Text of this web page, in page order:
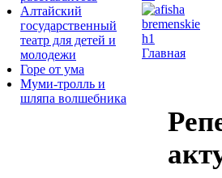
Алтайский
государственный
театр для детей и
молодежи
Горе от ума
Муми-тролль и
шляпа волшебника
Главная